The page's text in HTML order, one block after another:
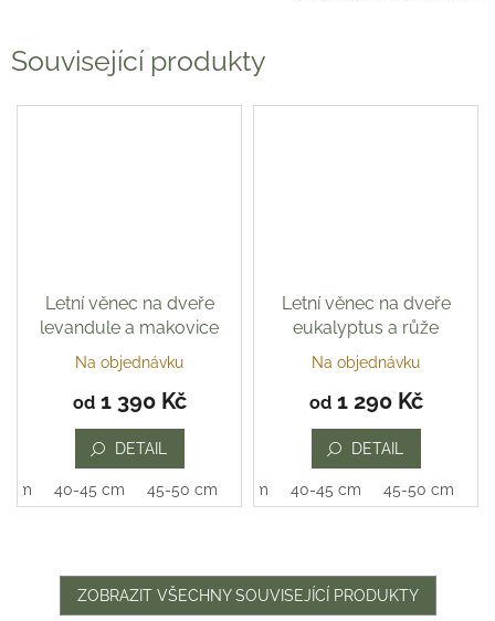
Související produkty
Letní věnec na dveře
levandule a makovice
Průměrné
produktu
5
hvězdiček.
Na objednávku
od1 390 Kč
DETAIL
cm 40-45 cm 45-50 cm
Letní věnec na dveře
eukalyptus a růže
Na objednávku
od1 290 Kč
DETAIL
35-40 cm 40-45 cm 45-50 cm
ZOBRAZIT VŠECHNY SOUVISEJÍCÍ PRODUKTY